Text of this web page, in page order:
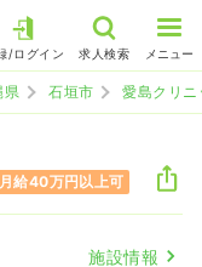
/ログイン 求人検索 メニュー
県 石垣市 愛島クリニ
月給40万円以上可
施設情報